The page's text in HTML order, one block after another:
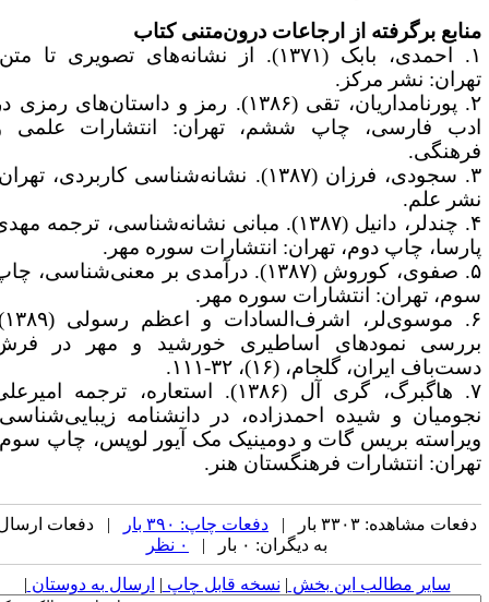
برگرفته از ارجاعات درون‌متنی کتاب
۱. احمدی، بابک (۱۳۷۱). از نشانه‌های تصویری تا متن،
نشر مرکز.
۲. پورنامداریان، تقی (۱۳۸۶). رمز و داستان‌های رمزی در
فارسی، چاپ ششم، تهران: انتشارات علمی و
۳. سجودی، فرزان (۱۳۸۷). نشانه‌شناسی کاربردی، تهران:
علم.
۴. چندلر، دانیل (۱۳۸۷). مبانی نشانه‌شناسی، ترجمه مهدی
چاپ دوم، تهران: انتشارات سوره مهر.
۵. صفوی، کوروش (۱۳۸۷). درآمدی بر معنی‌شناسی، چاپ
تهران: انتشارات سوره مهر.
۶. موسوی‌لر، اشرف‌السادات و اعظم رسولی (۱۳۸۹).
نمودهای اساطیری خورشید و مهر در فرش
ایران، گلجام، (۱۶)، ۳۲-۱۱۱.
۷. هاگبرگ، گری آل (۱۳۸۶). استعاره، ترجمه امیرعلی
و شیده احمدزاده، در دانشنامه زیبایی‌شناسی،
بریس گات و دومینیک مک آیور لوپس، چاپ سوم،
انتشارات فرهنگستان هنر.
دفعات مشاهده: ۳۳۰۳ بار | دفعات چاپ: ۳۹۰ بار
| دفعات ارسال
به دیگران: ۰ بار |
سایر مطالب این بخش | نسخه قابل چاپ| ارسال به دوستان|